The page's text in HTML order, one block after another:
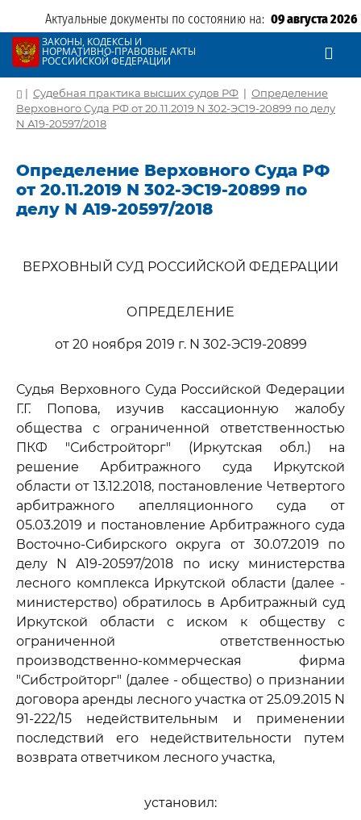
Актуальные документы по состоянию на: 09 августа 2026
ЗАКОНЫ, КОДЕКСЫ И
НОРМАТИВНО-ПРАВОВЫЕ АКТЫ
РОССИЙСКОЙ ФЕДЕРАЦИИ
| Судебная практика высших судов РФ | Определение
Верховного Суда РФ от 20.11.2019 N 302-ЭС19-20899 по делу
N А19-20597/2018
Определение Верховного Суда РФ
от 20.11.2019 N 302-ЭС19-20899 по
делу N А19-20597/2018
ВЕРХОВНЫЙ СУД РОССИЙСКОЙ ФЕДЕРАЦИИ
ОПРЕДЕЛЕНИЕ
от 20 ноября 2019 г. N 302-ЭС19-20899
Судья Верховного Суда Российской Федерации
Г.Г. Попова, изучив кассационную жалобу
общества с ограниченной ответственностью
ПКФ "Сибстройторг" (Иркутская обл.) на
решение Арбитражного суда Иркутской
области от 13.12.2018, постановление Четвертого
арбитражного апелляционного суда от
05.03.2019 и постановление Арбитражного суда
Восточно-Сибирского округа от 30.07.2019 по
делу N А19-20597/2018 по иску министерства
лесного комплекса Иркутской области (далее -
министерство) обратилось в Арбитражный суд
Иркутской области с иском к обществу с
ограниченной ответственностью
производственно-коммерческая фирма
"Сибстройторг" (далее - общество) о признании
договора аренды лесного участка от 25.09.2015 N
91-222/15 недействительным и применении
последствий его недействительности путем
возврата ответчиком лесного участка,
установил: